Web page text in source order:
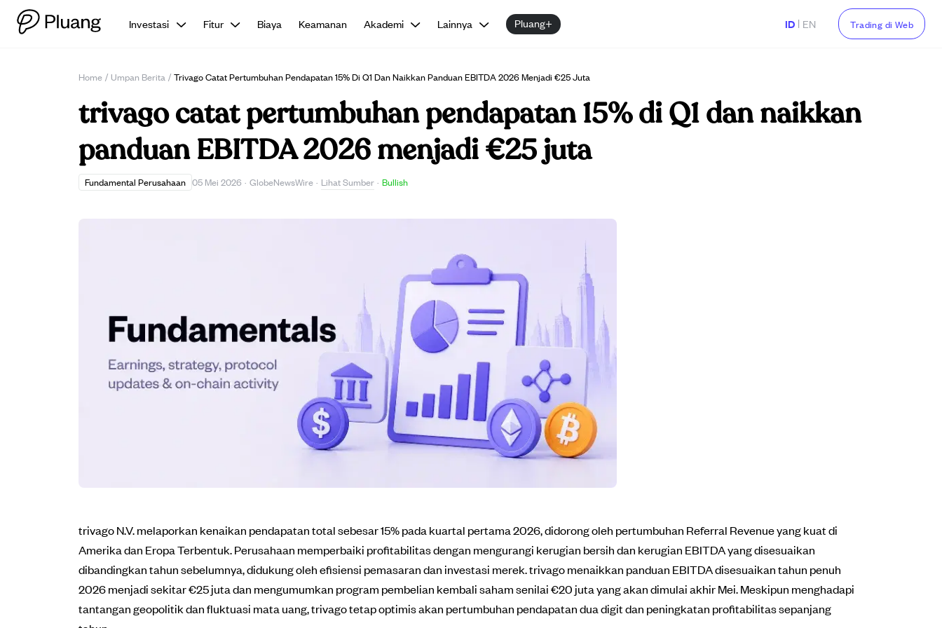
Investasi Fitur Biaya Keamanan Akademi Lainnya Pluang+ ID | EN Trading di Web
Home / Umpan Berita / Trivago Catat Pertumbuhan Pendapatan 15% Di Q1 Dan Naikkan Panduan EBITDA 2026 Menjadi €25 Juta
trivago catat pertumbuhan pendapatan 15% di Q1 dan naikkan
panduan EBITDA 2026 menjadi €25 juta
Fundamental Perusahaan 05 Mei 2026 · GlobeNewsWire · Lihat Sumber · Bullish
trivago N.V. melaporkan kenaikan pendapatan total sebesar 15% pada kuartal pertama 2026, didorong oleh pertumbuhan Referral Revenue yang kuat di
Amerika dan Eropa Terbentuk. Perusahaan memperbaiki profitabilitas dengan mengurangi kerugian bersih dan kerugian EBITDA yang disesuaikan
dibandingkan tahun sebelumnya, didukung oleh efisiensi pemasaran dan investasi merek. trivago menaikkan panduan EBITDA disesuaikan tahun penuh
2026 menjadi sekitar €25 juta dan mengumumkan program pembelian kembali saham senilai €20 juta yang akan dimulai akhir Mei. Meskipun menghadapi
tantangan geopolitik dan fluktuasi mata uang, trivago tetap optimis akan pertumbuhan pendapatan dua digit dan peningkatan profitabilitas sepanjang